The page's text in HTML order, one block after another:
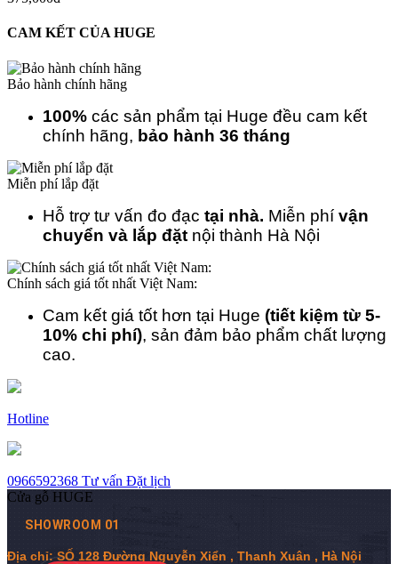
CAM KẾT CỦA HUGE
Bảo hành chính hãng
100% các sản phẩm tại Huge đều cam kết
chính hãng, bảo hành 36 tháng
Miễn phí lắp đặt
Hỗ trợ tư vấn đo đạc tại nhà. Miễn phí vận
chuyển và lắp đặt nội thành Hà Nội
Chính sách giá tốt nhất Việt Nam:
Cam kết giá tốt hơn tại Huge (tiết kiệm từ 5-
10% chi phí), sản đảm bảo phẩm chất lượng
cao.
Hotline
0966592368 Tư vấn Đặt lịch
Cửa gỗ HUGE
SHOWROOM 01
Địa chỉ: SỐ 128 Đường Nguyễn Xiển , Thanh Xuân , Hà Nội